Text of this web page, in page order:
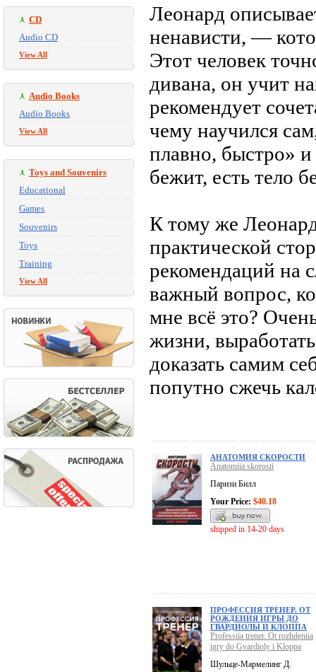
CD
Audio CD
View All
Audio Books
Audio Books
View All
Toys and Souvenirs
Educational
Games
Souvenirs
Toys
Training
View All
Леонард
ненависти, —
Этот человек
дивана, он учит
рекомендует
чему научился
плавно, быстро»
бежит, есть тело
К тому же
практической
рекомендаций на
важный вопрос,
мне всё это?
жизни,
доказать самим
попутно сжечь
АНАТОМИЯ СКОРОСТИ
Anatomiia skorosti
Паризи Билл
Your Price: $40.18
shipped in 14-20 days
ПРОФЕССИЯ ТРЕНЕР. ОТ
РОЖДЕНИЯ ИГРЫ ДО
ГВАРДИОЛЫ И КЛОППА
Professiia trener. Ot rozhdeniia
igry do Gvardioly i Kloppa
Шульце-Мармелинг Д.